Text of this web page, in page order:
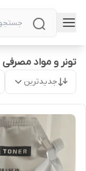
تونر و مواد مصرفی
جدیدترین